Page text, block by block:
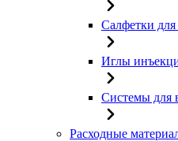
Салфетки
Иглы
Системы для
Расходные